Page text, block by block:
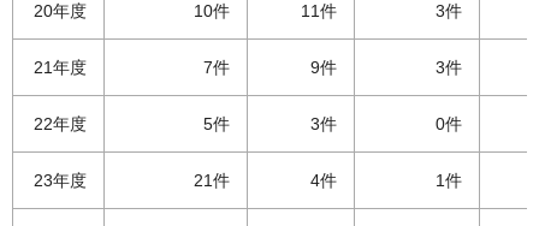
20年度 10件 11件 3件
21年度 7件 9件 3件
22年度 5件 3件 0件
23年度 21件 4件 1件